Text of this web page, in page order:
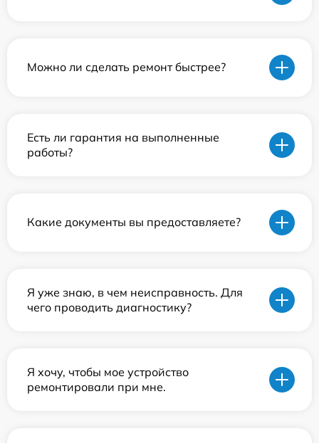
Можно ли сделать ремонт быстрее?
Есть ли гарантия на выполненные
работы?
Какие документы вы предоставляете?
Я уже знаю, в чем неисправность. Для
чего проводить диагностику?
Я хочу, чтобы мое устройство
ремонтировали при мне.